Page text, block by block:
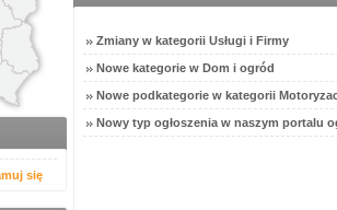
się
Zmiany w kategorii Usługi i Firmy
Nowe kategorie w Dom i ogród
Nowe podkategorie w kategorii
Nowy typ ogłoszenia w naszym portalu